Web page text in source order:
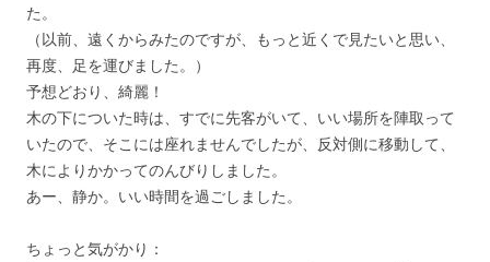
た。
（以前、遠くからみたのですが、もっと近くで見たいと思い、
再度、足を運びました。）
予想どおり、綺麗！
木の下についた時は、すでに先客がいて、いい場所を陣取って
いたので、そこには座れませんでしたが、反対側に移動して、
木によりかかってのんびりしました。
あー、静か。いい時間を過ごしました。
ちょっと気がかり：